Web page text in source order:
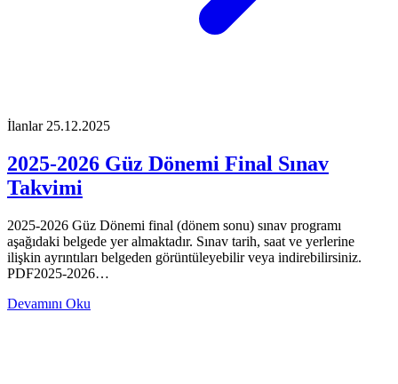
İlanlar 25.12.2025
2025-2026 Güz Dönemi Final Sınav
Takvimi
2025-2026 Güz Dönemi final (dönem sonu) sınav programı
aşağıdaki belgede yer almaktadır. Sınav tarih, saat ve yerlerine
ilişkin ayrıntıları belgeden görüntüleyebilir veya indirebilirsiniz.
PDF2025-2026…
Devamını Oku